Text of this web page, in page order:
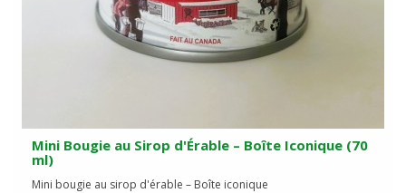
Mini Bougie au Sirop d'Érable – Boîte Iconique (70
ml)
Mini bougie au sirop d'érable – Boîte iconique